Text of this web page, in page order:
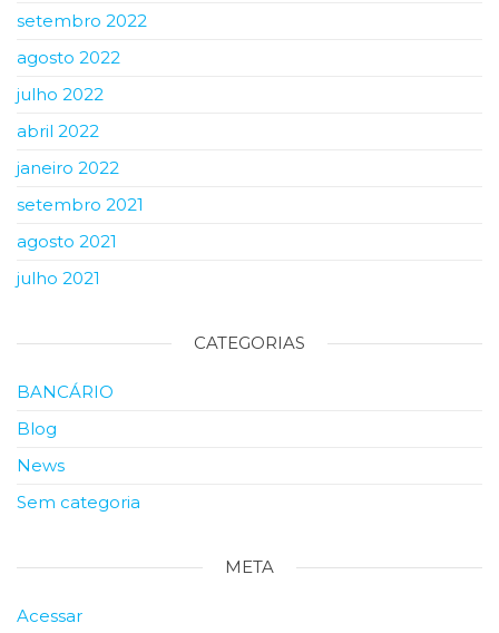
setembro 2022
agosto 2022
julho 2022
abril 2022
janeiro 2022
setembro 2021
agosto 2021
julho 2021
CATEGORIAS
BANCÁRIO
Blog
News
Sem categoria
META
Acessar